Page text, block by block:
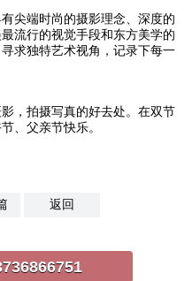
尖端时尚的摄影理念、深度的
流行的视觉手段和东方美学的
求独特艺术视角，记录下每一
，拍摄写真的好去处。在双节
、父亲节快乐。
返回